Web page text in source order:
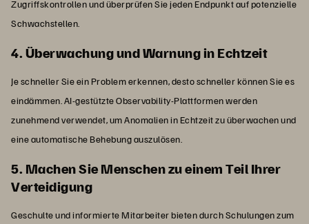
Zugriffskontrollen und überprüfen Sie jeden Endpunkt auf potenzielle
Schwachstellen.
4. Überwachung und Warnung in Echtzeit
Je schneller Sie ein Problem erkennen, desto schneller können Sie es
eindämmen. AI-gestützte Observability-Plattformen werden
zunehmend verwendet, um Anomalien in Echtzeit zu überwachen und
eine automatische Behebung auszulösen.
5. Machen Sie Menschen zu einem Teil Ihrer
Verteidigung
Geschulte und informierte Mitarbeiter bieten durch Schulungen zum